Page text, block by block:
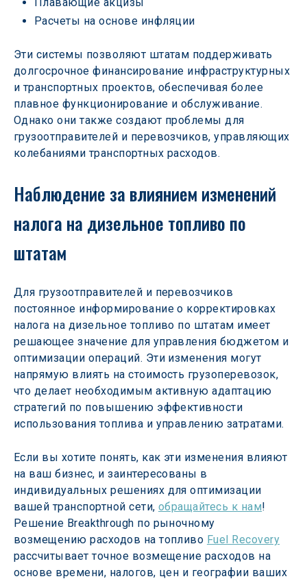
Расчеты на основе инфляции
Эти системы позволяют штатам поддерживать
долгосрочное финансирование инфраструктурных
и транспортных проектов, обеспечивая более
плавное функционирование и обслуживание.
Однако они также создают проблемы для
грузоотправителей и перевозчиков, управляющих
колебаниями транспортных расходов.
Наблюдение за влиянием изменений
налога на дизельное топливо по
штатам
Для грузоотправителей и перевозчиков
постоянное информирование о корректировках
налога на дизельное топливо по штатам имеет
решающее значение для управления бюджетом и
оптимизации операций. Эти изменения могут
напрямую влиять на стоимость грузоперевозок,
что делает необходимым активную адаптацию
стратегий по повышению эффективности
использования топлива и управлению затратами.
Если вы хотите понять, как эти изменения влияют
на ваш бизнес, и заинтересованы в
индивидуальных решениях для оптимизации
вашей транспортной сети, обращайтесь к нам!
Решение Breakthrough по рыночному
возмещению расходов на топливо Fuel Recovery
рассчитывает точное возмещение расходов на
основе времени, налогов, цен и географии ваших